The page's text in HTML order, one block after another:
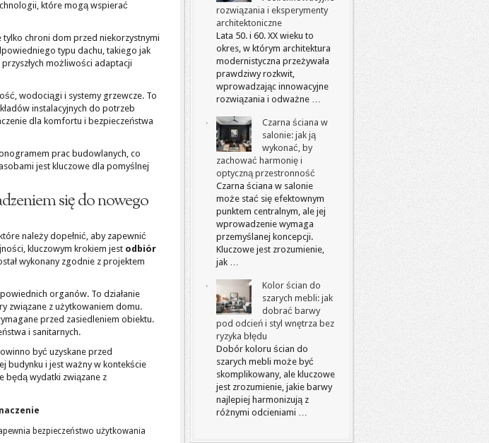
które mogą wspierać
chroni dom przed niekorzystnymi
typu dachu, takiego jak
możliwości adaptacji
wodociągi i systemy grzewcze. To
instalacyjnych do potrzeb
dla komfortu i bezpieczeństwa
prac budowlanych, co
jest kluczowe dla pomyślnej
się do nowego
należy dopełnić, aby zapewnić
kluczowym krokiem jest odbiór
wykonany zgodnie z projektem
organów. To działanie
związane z użytkowaniem domu.
przed zasiedleniem obiektu.
i sanitarnych.
być uzyskane przed
budynku i jest ważny w kontekście
będą wydatki związane z
bezpieczeństwo użytkowania
rozwiązania i eksperymenty
architektoniczne
Lata 50. i 60. XX wieku to
okres, w którym architektura
modernistyczna przeżywała
prawdziwy rozkwit,
wprowadzając innowacyjne
rozwiązania i odważne …
Czarna ściana w
salonie: jak ją
wykonać, by
zachować harmonię i
optyczną przestronność
Czarna ściana w salonie
może stać się efektownym
punktem centralnym, ale jej
wprowadzenie wymaga
przemyślanej koncepcji.
Kluczowe jest zrozumienie,
jak …
Kolor ścian do
szarych mebli: jak
dobrać barwy
pod odcień i styl wnętrza bez
ryzyka błędu
Dobór koloru ścian do
szarych mebli może być
skomplikowany, ale kluczowe
jest zrozumienie, jakie barwy
najlepiej harmonizują z
różnymi odcieniami …